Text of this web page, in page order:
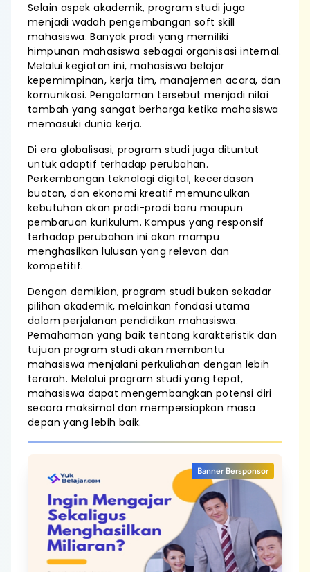
Selain aspek akademik, program studi juga
menjadi wadah pengembangan soft skill
mahasiswa. Banyak prodi yang memiliki
himpunan mahasiswa sebagai organisasi internal.
Melalui kegiatan ini, mahasiswa belajar
kepemimpinan, kerja tim, manajemen acara, dan
komunikasi. Pengalaman tersebut menjadi nilai
tambah yang sangat berharga ketika mahasiswa
memasuki dunia kerja.
Di era globalisasi, program studi juga dituntut
untuk adaptif terhadap perubahan.
Perkembangan teknologi digital, kecerdasan
buatan, dan ekonomi kreatif memunculkan
kebutuhan akan prodi-prodi baru maupun
pembaruan kurikulum. Kampus yang responsif
terhadap perubahan ini akan mampu
menghasilkan lulusan yang relevan dan
kompetitif.
Dengan demikian, program studi bukan sekadar
pilihan akademik, melainkan fondasi utama
dalam perjalanan pendidikan mahasiswa.
Pemahaman yang baik tentang karakteristik dan
tujuan program studi akan membantu
mahasiswa menjalani perkuliahan dengan lebih
terarah. Melalui program studi yang tepat,
mahasiswa dapat mengembangkan potensi diri
secara maksimal dan mempersiapkan masa
depan yang lebih baik.
Banner Bersponsor